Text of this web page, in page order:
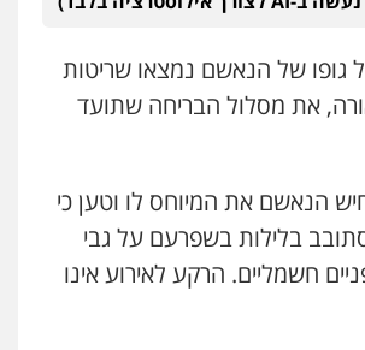
משה פלמור
אבו שעירה – משרד עורכי דין
בטחוני צבאי נזיקין
גופו של הנאשם נמצאו שריטות
את מסלול הבריחה שתועד
הנאשם את המיוחס לו וטען כי
בלילות בשפרעם על גבי
חשמליים. הרקע לאירוע אינו
בועז קניג
משפחה כלכלי צבאי
שמואל – משרד עו"ד